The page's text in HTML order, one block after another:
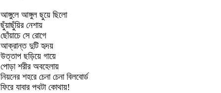
আঙ্গুলে আঙ্গুল ছুয়ে ছিলো
ছুঁয়াছুঁয়ির নেশায়
ছোঁয়াচে সে রোগে
আক্রান্ত দুটি হৃদয়
উত্তাপ ছড়িয়ে গায়ে
পোড়া শরীর অবহেলায়
নিয়নের শহরে চেনা চেনা বিলবোর্ড
ফিরে যাবার পথটা কোথায়!